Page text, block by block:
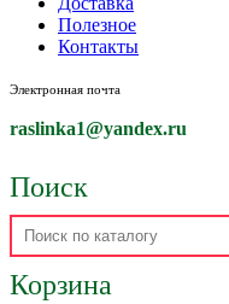
Полезное
Контакты
Электронная почта
raslinka1@yandex.ru
Поиск
Корзина